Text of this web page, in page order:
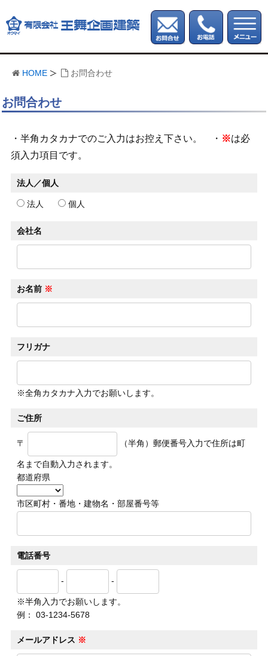
HOME お問合わせ
お問合わせ
・半角カタカナでのご入力はお控え下さい。 ・ ※は必
須入力項目です。
法人／個人
法人 個人
会社名
お名前※
フリガナ
※全角カタカナ入力でお願いします。
ご住所
〒 （半角） 郵便番号入力で住所は町
名まで自動入力されます。
都道府県
市区町村・番地・建物名・部屋番号等
電話番号
- -
※半角入力でお願いします。
例： 03-1234-5678
メールアドレス ※